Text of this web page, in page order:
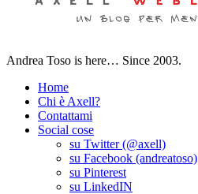
Andrea Toso is here… Since 2003.
Home
Chi è Axell?
Contattami
Social cose
su Twitter (@axell)
su Facebook (andreatoso)
su Pinterest
su LinkedIN